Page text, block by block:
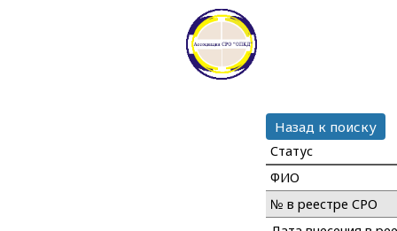
Назад к поиску
Статус
ФИО
№ в реестре СРО